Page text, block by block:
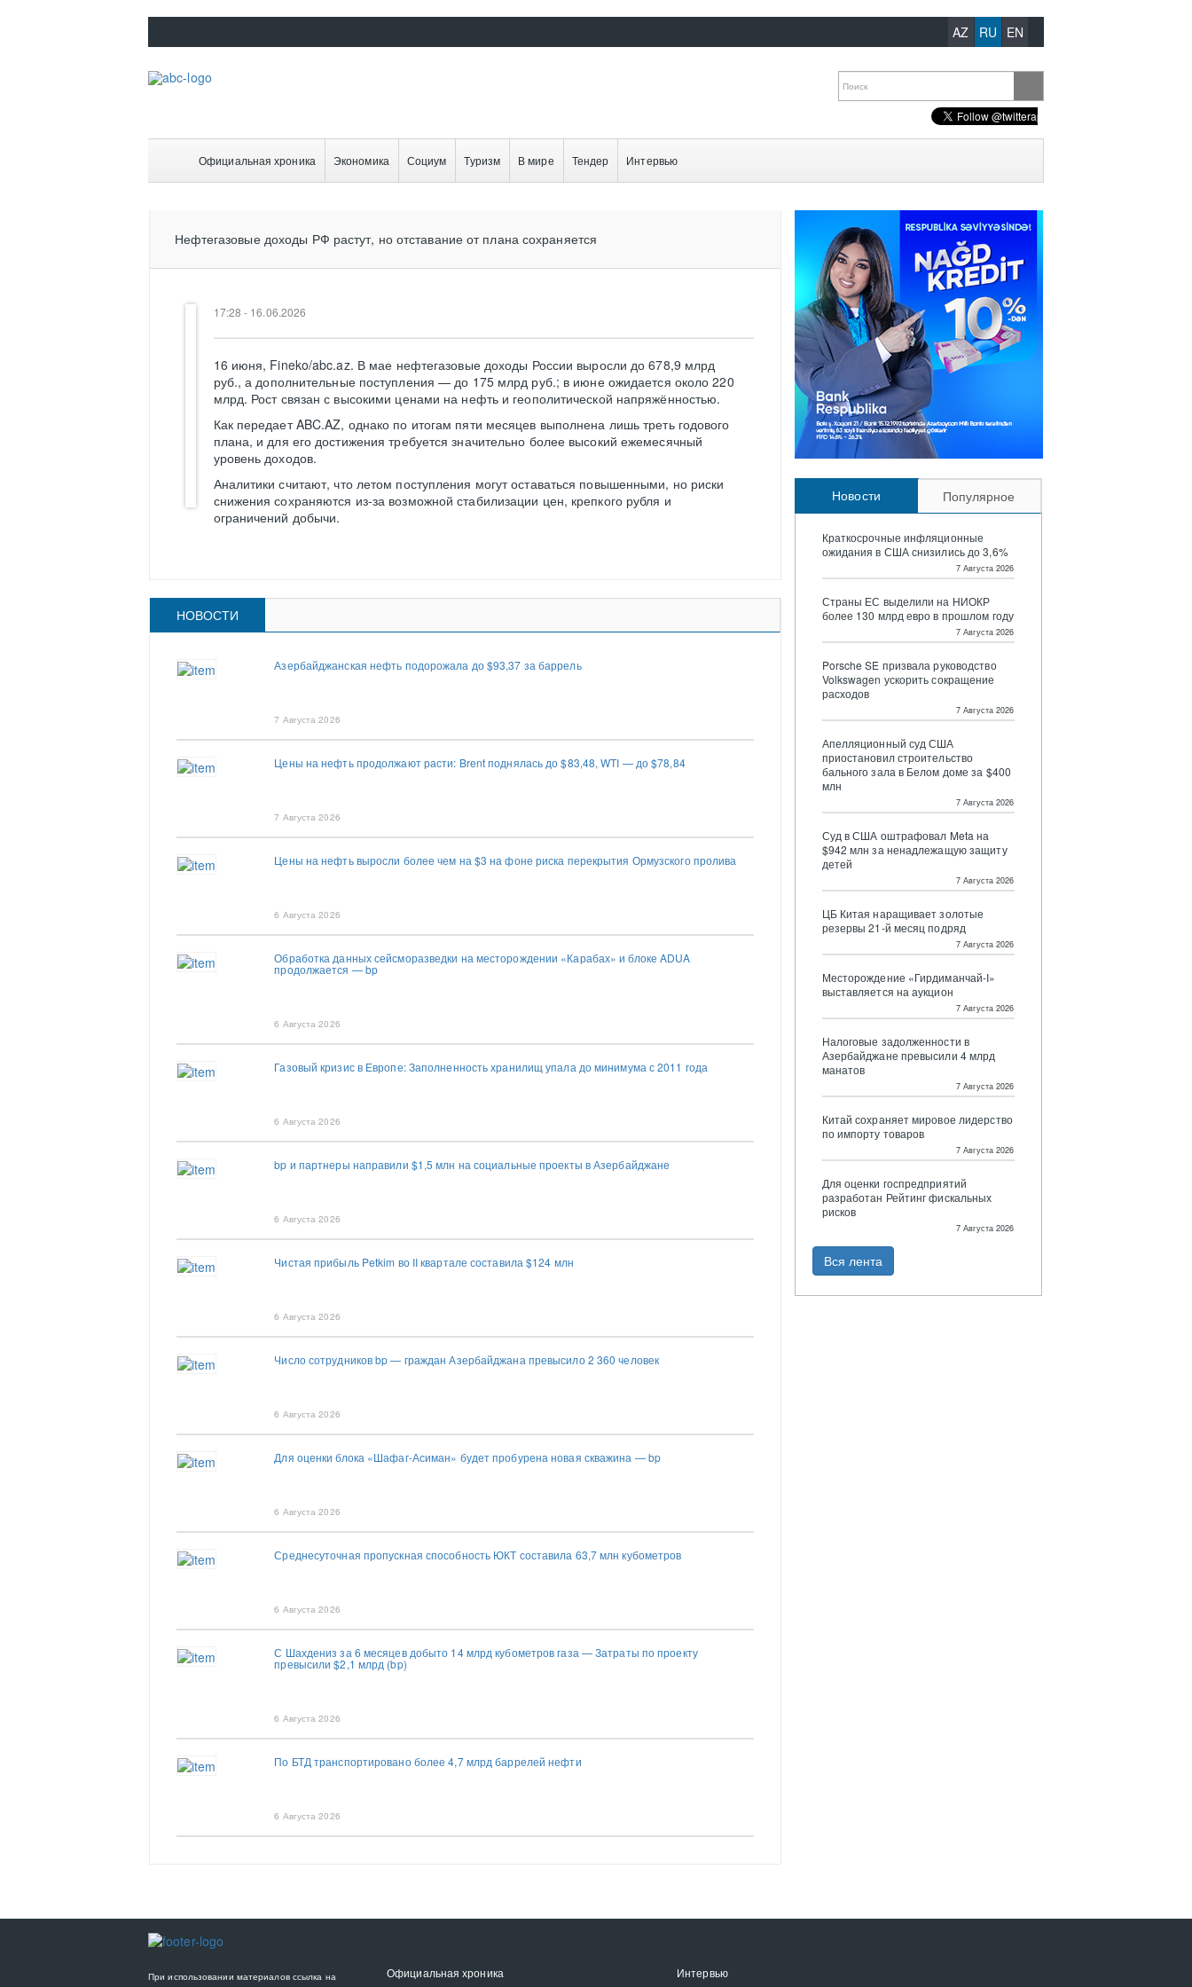
AZ RU EN
Официальная хроника Экономика Социум Туризм В мире Тендер Интервью
Нефтегазовые доходы РФ растут, но отставание от плана сохраняется
17:28 - 16.06.2026
16 июня, Fineko/abc.az. В мае нефтегазовые доходы России выросли до 678,9 млрд
руб., а дополнительные поступления — до 175 млрд руб.; в июне ожидается около 220
млрд. Рост связан с высокими ценами на нефть и геополитической напряжённостью.
Как передает ABC.AZ, однако по итогам пяти месяцев выполнена лишь треть годового
плана, и для его достижения требуется значительно более высокий ежемесячный
уровень доходов.
Аналитики считают, что летом поступления могут оставаться повышенными, но риски
снижения сохраняются из-за возможной стабилизации цен, крепкого рубля и
ограничений добычи.
НОВОСТИ
Азербайджанская нефть подорожала до $93,37 за баррель
7 Августа 2026
Цены на нефть продолжают расти: Brent поднялась до $83,48, WTI — до $78,84
7 Августа 2026
Цены на нефть выросли более чем на $3 на фоне риска перекрытия Ормузского пролива
6 Августа 2026
Обработка данных сейсморазведки на месторождении «Карабах» и блоке ADUA
продолжается — bp
6 Августа 2026
Газовый кризис в Европе: Заполненность хранилищ упала до минимума с 2011 года
6 Августа 2026
bp и партнеры направили $1,5 млн на социальные проекты в Азербайджане
6 Августа 2026
Чистая прибыль Petkim во II квартале составила $124 млн
6 Августа 2026
Число сотрудников bp — граждан Азербайджана превысило 2 360 человек
6 Августа 2026
Для оценки блока «Шафаг-Асиман» будет пробурена новая скважина — bp
6 Августа 2026
Среднесуточная пропускная способность ЮКТ составила 63,7 млн кубометров
6 Августа 2026
С Шахдениз за 6 месяцев добыто 14 млрд кубометров газа — Затраты по проекту
превысили $2,1 млрд (bp)
6 Августа 2026
По БТД транспортировано более 4,7 млрд баррелей нефти
6 Августа 2026
Новости Популярное
Краткосрочные инфляционные
ожидания в США снизились до 3,6%
7 Августа 2026
Страны ЕС выделили на НИОКР
более 130 млрд евро в прошлом году
7 Августа 2026
Porsche SE призвала руководство
Volkswagen ускорить сокращение
расходов
7 Августа 2026
Апелляционный суд США
приостановил строительство
бального зала в Белом доме за $400
млн
7 Августа 2026
Суд в США оштрафовал Meta на
$942 млн за ненадлежащую защиту
детей
7 Августа 2026
ЦБ Китая наращивает золотые
резервы 21-й месяц подряд
7 Августа 2026
Месторождение «Гирдиманчай-I»
выставляется на аукцион
7 Августа 2026
Налоговые задолженности в
Азербайджане превысили 4 млрд
манатов
7 Августа 2026
Китай сохраняет мировое лидерство
по импорту товаров
7 Августа 2026
Для оценки госпредприятий
разработан Рейтинг фискальных
рисков
7 Августа 2026
Вся лента
При использовании материалов ссылка на
Официальная хроника Интервью